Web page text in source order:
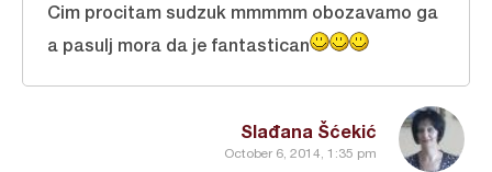
Slađana Šćekić
October 6, 2014, 1:35 pm
Cim procitam sudzuk mmmmm obozavamo ga
a pasulj mora da je fantastican